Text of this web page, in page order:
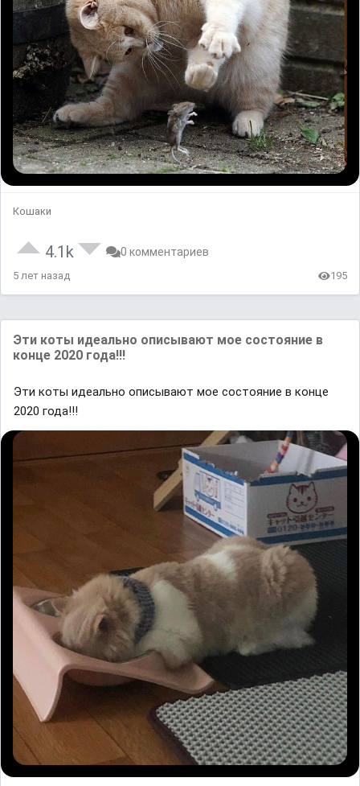
Кошаки
4.1k 0 комментариев
5 лет назад 195
Эти коты идеально описывают мое состояние в
конце 2020 года!!!
Эти коты идеально описывают мое состояние в конце
2020 года!!!